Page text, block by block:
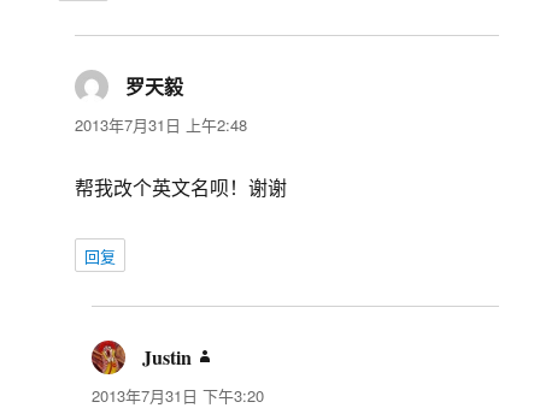
罗天毅
道：
2013年7月31日 上午2:48
帮我改个英文名呗！谢谢
回复
Justin
道：
2013年7月31日 下午3:20